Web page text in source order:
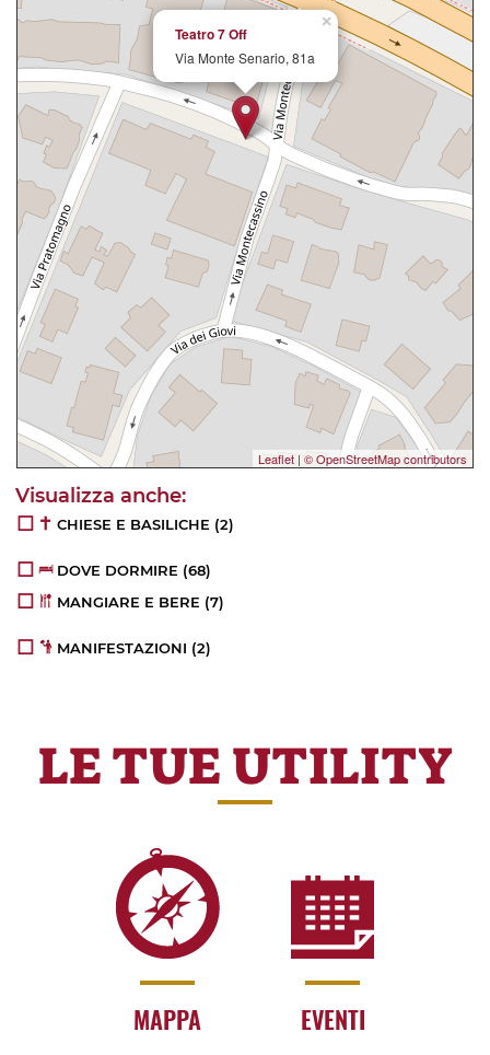
×
Teatro 7 Off
Via Monte Senario, 81a
Leaflet | © OpenStreetMap contributors
CHIESE E BASILICHE (2)
DOVE DORMIRE (68)
MANGIARE E BERE (7)
MANIFESTAZIONI (2)
LE TUE UTILITY
MAPPA EVENTI